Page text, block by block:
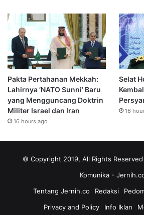
Pakta Pertahanan Mekkah:
Lahirnya ‘NATO Sunni’ Baru
yang Mengguncang Doktrin
Militer Israel dan Iran
16 hours ago
Selat
16
© Copyright 2019, All Rights
Komunika -
Tentang Jernih.co
Redaksi
Privacy and Policy
Info Iklan